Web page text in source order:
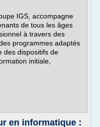
IGS, accompagne
de tous les âges
à travers des
programmes adaptés
des dispositifs de
initiale,
en informatique :